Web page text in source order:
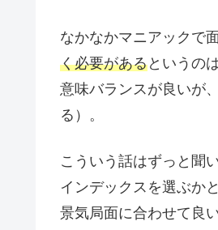
なかなかマニアックで
く必要があるというの
意味バランスが良いが
る）。
こういう話はずっと聞
インデックスを選ぶか
景気局面に合わせて良